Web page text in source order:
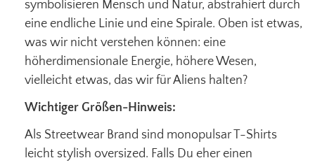
symbolisieren Mensch und Natur, abstrahiert durch
eine endliche Linie und eine Spirale. Oben ist etwas,
was wir nicht verstehen können: eine
höherdimensionale Energie, höhere Wesen,
vielleicht etwas, das wir für Aliens halten?
Wichtiger Größen-Hinweis:
Als Streetwear Brand sind monopulsar T-Shirts
leicht stylish oversized. Falls Du eher einen